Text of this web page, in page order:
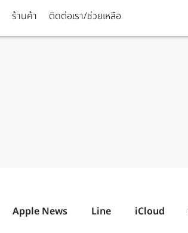
ร้านค้า ติดต่อเรา/ช่วยเหลือ
Apple News Line iCloud